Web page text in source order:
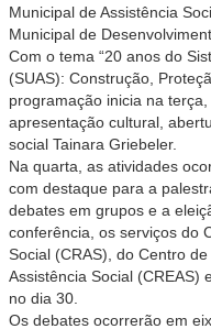
Municipal de Assistência
Municipal de
Com o tema “20 anos do
(SUAS): Construção,
programação inicia na
apresentação cultural,
social Tainara Griebeler.
Na quarta, as atividades
com destaque para a
debates em grupos e a
conferência, os serviços do
Social (CRAS), do Centro
Assistência Social (CREAS)
no dia 30.
Os debates ocorrerão em